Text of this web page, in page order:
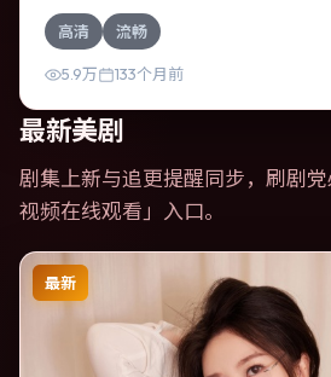
次丰富。作为一部悬疑作品，故事从
向不可逆转的结局；视听语言统一，
高清 流畅
5.9万 133个月前
最新美剧
剧集上新与追更提醒同步，刷剧
视频在线观看 」入口。
最新